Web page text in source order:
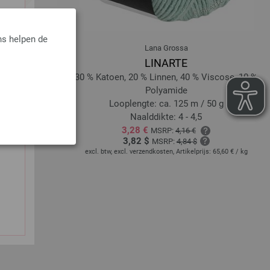
helpen de
Lana Grossa
LINARTE
30 % Katoen, 20 % Linnen, 40 % Viscose, 10 %
Polyamide
Looplengte: ca. 125 m / 50 g
Naalddikte: 4 - 4,5
3,28 €MSRP:4,16 €
3,82 $MSRP:4,84 $
excl. btw, excl. verzendkosten, Artikelprijs:65,60 € / kg